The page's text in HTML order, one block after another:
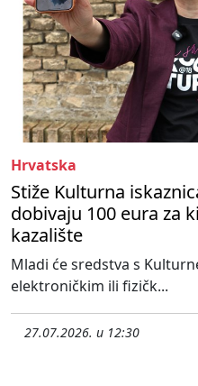
Hrvatska
Stiže Kulturna
dobivaju 100 eura za
kazalište
Mladi će sredstva s
elektroničkim ili fizičk...
27.07.2026. u 12:30